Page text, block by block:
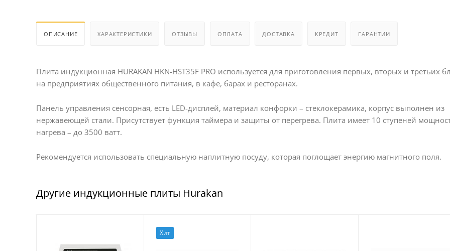
ОПИСАНИЕ ХАРАКТЕРИСТИКИ ОТЗЫВЫ ОПЛАТА ДОСТАВКА КРЕДИТ ГАРАНТИИ
Плита индукционная HURAKAN HKN-HST35F PRO используется для приготовления первых, вторых и третьих
на предприятиях общественного питания, в кафе, барах и ресторанах.
Панель управления сенсорная, есть LED-дисплей, материал конфорки – стеклокерамика, корпус выполнен из
нержавеющей стали. Присутствует функция таймера и защиты от перегрева. Плита имеет 10 ступеней
нагрева – до 3500 ватт.
Рекомендуется использовать специальную наплитную посуду, которая поглощает энергию магнитного поля.
Другие индукционные плиты Hurakan
Хит